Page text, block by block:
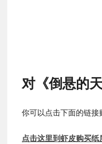
对《倒悬的
你可以点击下面的链接
点击这里到虾皮购买纸